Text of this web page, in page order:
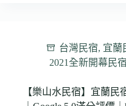
台灣民宿, 宜蘭
2021全新開幕民宿
【樂山水民宿】宜蘭